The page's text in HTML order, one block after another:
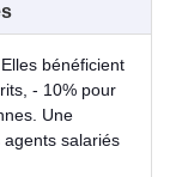
bénéficient
- 10% pour
Une
salariés